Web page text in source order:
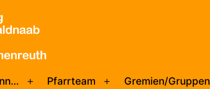
Pfarrteam Gremien/Gruppen